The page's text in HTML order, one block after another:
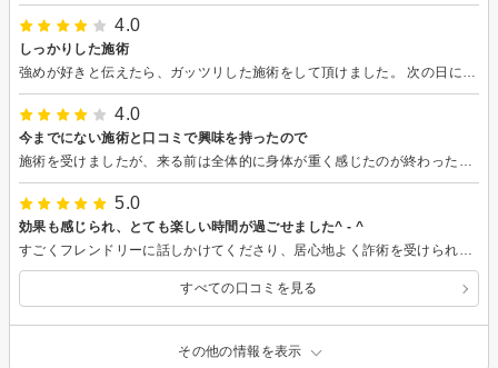
4.0
しっかりした施術
強めが好きと伝えたら、ガッツリした施術をして頂けました。 次の日にウエストを見たらスッキリしていて感動。これから本格的にダイエット頑張りたいので今後が楽しみです。
4.0
今までにない施術と口コミで興味を持ったので
施術を受けましたが、来る前は全体的に身体が重く感じたのが終わったあとはスッキリ軽くなりました。
5.0
効果も感じられ、とても楽しい時間が過ごせました^ - ^
すごくフレンドリーに話しかけてくださり、居心地よく詐術を受けられました また是非利用したいです、ありがとうございました^ - ^
すべての口コミを見る
その他の情報を表示